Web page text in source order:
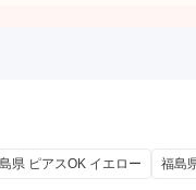
県 ピアスOK イエロー 福島